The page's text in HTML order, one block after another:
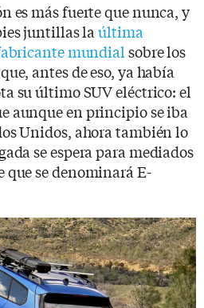
es más fuerte que nunca, y
juntillas laúltima
mundial sobre los
antes de eso, ya había
su último SUV eléctrico: el
aunque en principio se iba
Unidos, ahora también lo
se espera para mediados
que se denominará E-